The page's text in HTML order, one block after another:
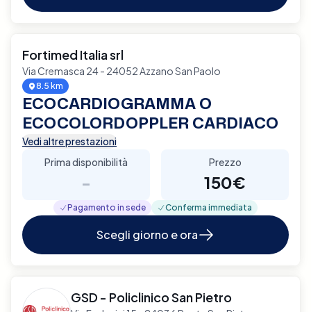
Fortimed Italia srl
Via Cremasca 24 - 24052 Azzano San Paolo
8.5 km
ECOCARDIOGRAMMA O
ECOCOLORDOPPLER CARDIACO
Vedi altre prestazioni
Prima disponibilità
-
Prezzo
150€
Pagamento in sede Conferma immediata
Scegli giorno e ora
GSD - Policlinico San Pietro